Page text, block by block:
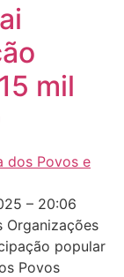
mil
– 20:06
Organizações
popular
Povos